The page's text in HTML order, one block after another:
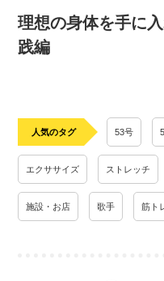
理想の身体を手に
践編
人気のタグ 53号
エクササイズ ストレッチ
施設・お店 歌手 筋ト